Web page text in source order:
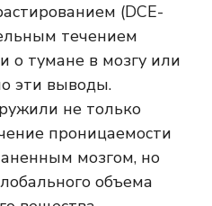
(DCE-
течением
о тумане в мозгу или
эти выводы.
не только
проницаемости
мозгом, но
объема